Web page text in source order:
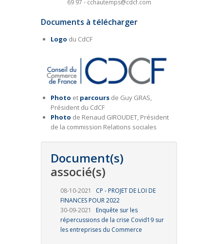
69 97 - cchautemps@cdcf.com
Documents à télécharger
Logo du CdCF
Photo et parcours de Guy GRAS,
Président du CdCF
Photo de Renaud GIROUDET, Président
de la commission Relations sociales
Document(s)
associé(s)
08-10-2021 CP - PROJET DE LOI DE
FINANCES POUR 2022
30-09-2021 Enquête sur les
répercussions de la crise Covid19 sur
les entreprises du Commerce